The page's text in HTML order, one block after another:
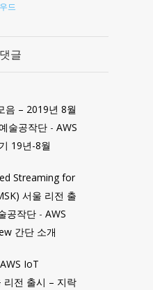
드
글
음 – 2019년 8월
술공작단 - AWS
19년-8월
Streaming for
서울 리전 출
공작단 - AWS
간단 소개
IoT
리전 출시 – 지락